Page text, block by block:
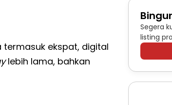
termasuk ekspat, digital
lebih lama, bahkan
Segera
listing